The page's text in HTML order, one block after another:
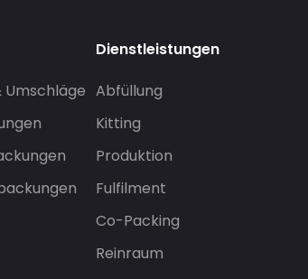
Dienstleistungen
Abfüllung
Kitting
Produktion
Fulfilment
Co-Packing
Reinraum